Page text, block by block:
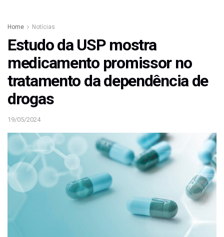
Home Notícias
Estudo da USP mostra
medicamento promissor no
tratamento da dependência de
drogas
19/05/2024